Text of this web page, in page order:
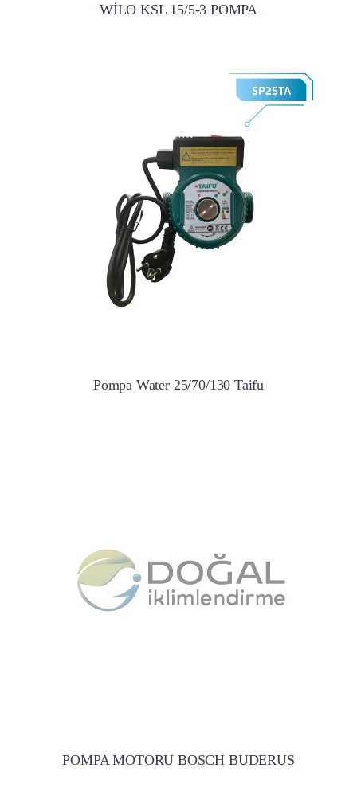
WİLO KSL 15/5-3 POMPA
Pompa Water 25/70/130 Taifu
POMPA MOTORU BOSCH BUDERUS